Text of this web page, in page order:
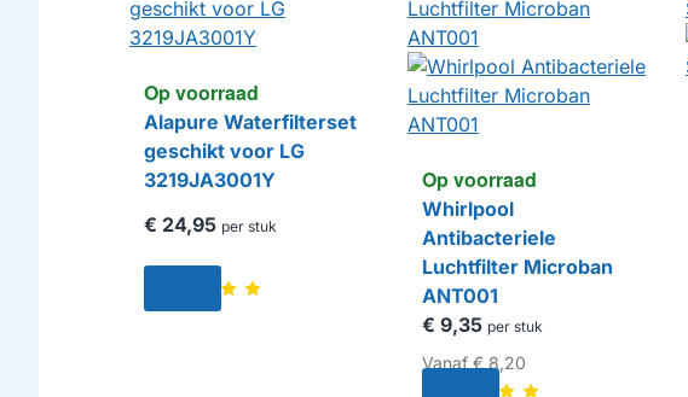
Op voorraad
Alapure Waterfilterset
geschikt voor LG
3219JA3001Y
€ 24,95 per stuk
Op voorraad
Whirlpool
Antibacteriele
Luchtfilter Microban
ANT001
€ 9,35 per stuk
Vanaf€ 8,20